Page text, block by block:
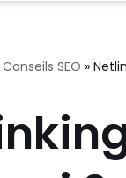
Conseils SEO »